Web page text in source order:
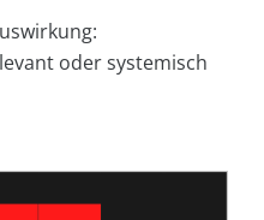
oder systemisch